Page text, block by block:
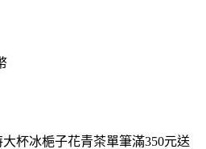
杯冰梔子花青茶單筆滿350元送